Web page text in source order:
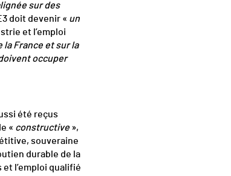
sur des
doit devenir « un
et l’emploi
France et sur la
occuper
été reçus
« constructive»,
souveraine
durable de la
l’emploi qualifié